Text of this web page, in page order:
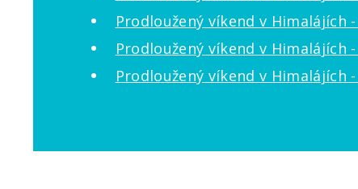
Prodloužený víkend v Himalájích
Prodloužený víkend v Himalájích
Prodloužený víkend v Himalájích